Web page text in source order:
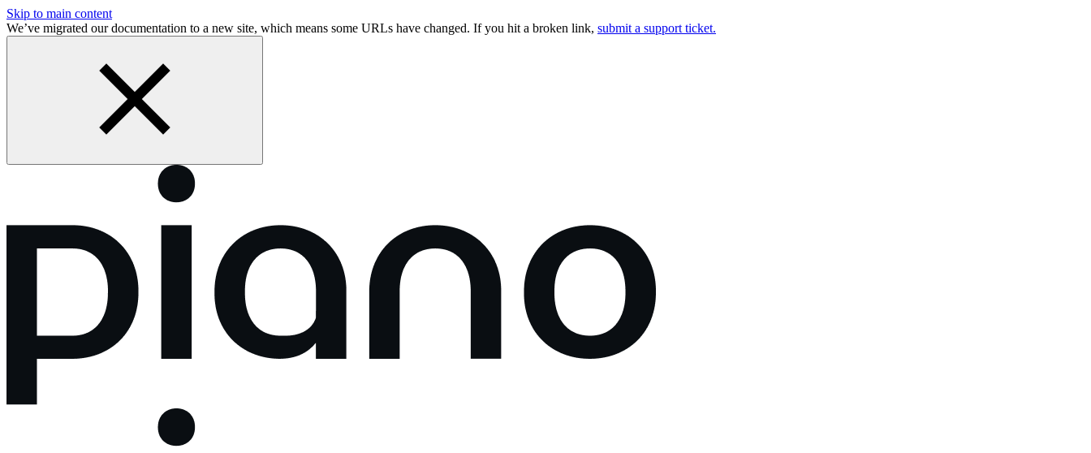
Skip to main content
We’ve migrated our documentation to a new site, which means some URLs have changed. If you hit a broken link, submit a support ticket.